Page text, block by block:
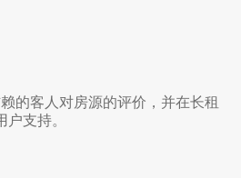
的客人对房源的评价，并在长租
支持。